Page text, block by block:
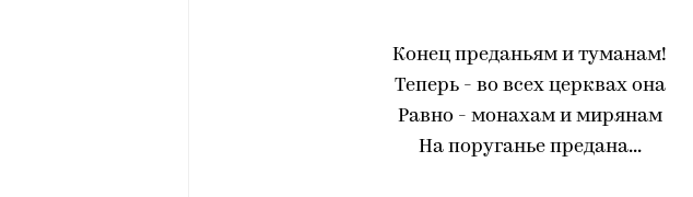
Конец преданьям и туманам!
Теперь - во всех церквах она
Равно - монахам и мирянам
На поруганье предана...